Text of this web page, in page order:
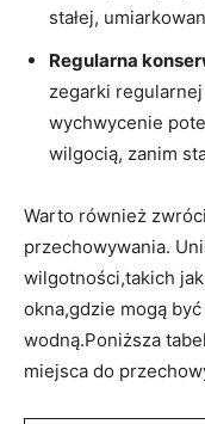
stałej,
Regularna
zegarki
wychwycenie
wilgocią, zanim
Warto również
przechowywania.
wilgotności,takich
‍okna,gdzie mogą
wodną.Poniższa
miejsca‍ do